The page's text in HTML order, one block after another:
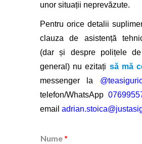
unor situații neprevăzute.
Pentru orice detalii
clauza de asistență
(dar și despre polițele
general) nu ezitați să mă
messenger la
telefon/WhatsApp
email
Nume*